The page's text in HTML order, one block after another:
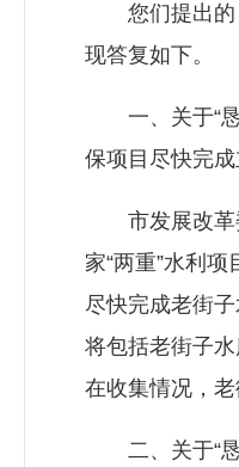
您们提出的《
现答复如下。
一、关于“恳
保项目尽快完
市发展改革委
家“两重”水利
尽快完成老街
将包括老街子
在收集情况，
二、关于“恳